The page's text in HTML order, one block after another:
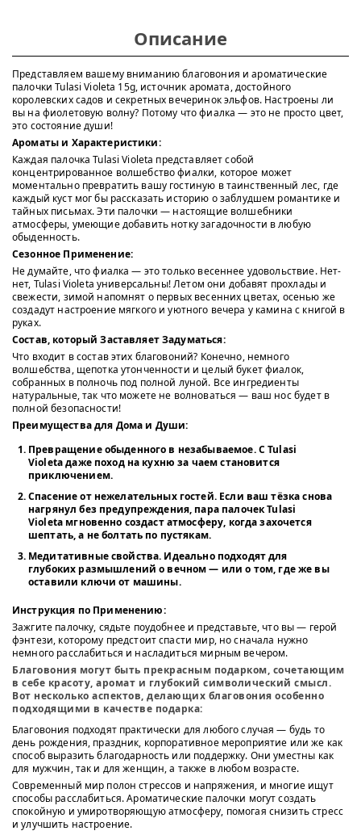
Описание
Представляем вашему вниманию благовония и ароматические
палочки Tulasi Violeta 15g, источник аромата, достойного
королевских садов и секретных вечеринок эльфов. Настроены ли
вы на фиолетовую волну? Потому что фиалка — это не просто цвет,
это состояние души!
Ароматы и Характеристики:
Каждая палочка Tulasi Violeta представляет собой
концентрированное волшебство фиалки, которое может
моментально превратить вашу гостиную в таинственный лес, где
каждый куст мог бы рассказать историю о заблудшем романтике и
тайных письмах. Эти палочки — настоящие волшебники
атмосферы, умеющие добавить нотку загадочности в любую
обыденность.
Сезонное Применение:
Не думайте, что фиалка — это только весеннее удовольствие. Нет-
нет, Tulasi Violeta универсальны! Летом они добавят прохлады и
свежести, зимой напомнят о первых весенних цветах, осенью же
создадут настроение мягкого и уютного вечера у камина с книгой в
руках.
Состав, который Заставляет Задуматься:
Что входит в состав этих благовоний? Конечно, немного
волшебства, щепотка утонченности и целый букет фиалок,
собранных в полночь под полной луной. Все ингредиенты
натуральные, так что можете не волноваться — ваш нос будет в
полной безопасности!
Преимущества для Дома и Души:
Превращение обыденного в незабываемое.С Tulasi
Violeta даже поход на кухню за чаем становится
приключением.
Спасение от нежелательных гостей.Если ваш тёзка снова
нагрянул без предупреждения, пара палочек Tulasi
Violeta мгновенно создаст атмосферу, когда захочется
шептать, а не болтать по пустякам.
Медитативные свойства. Идеально подходят для
глубоких размышлений о вечном — или о том, где же вы
оставили ключи от машины.
Инструкция по Применению:
Зажгите палочку, сядьте поудобнее и представьте, что вы — герой
фэнтези, которому предстоит спасти мир, но сначала нужно
немного расслабиться и насладиться мирным вечером.
Благовония могут быть прекрасным подарком, сочетающим
в себе красоту, аромат и глубокий символический смысл.
Вот несколько аспектов, делающих благовония особенно
подходящими в качестве подарка:
Благовония подходят практически для любого случая — будь то
день рождения, праздник, корпоративное мероприятие или же как
способ выразить благодарность или поддержку. Они уместны как
для мужчин, так и для женщин, а также в любом возрасте.
Современный мир полон стрессов и напряжения, и многие ищут
способы расслабиться. Ароматические палочки могут создать
спокойную и умиротворяющую атмосферу, помогая снизить стресс
и улучшить настроение.